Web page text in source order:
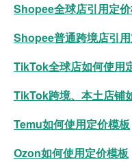
Shopee全球店引用定
Shopee普通跨境店引
TikTok全球店如何使用
TikTok跨境、本土店铺
Temu如何使用定价模板
Ozon如何使用定价模板